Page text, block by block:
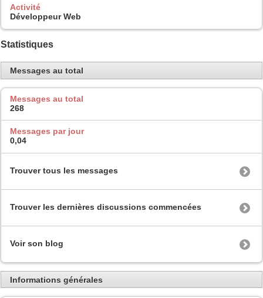
Activité
Développeur Web
Statistiques
Messages au total
Messages au total
268
Messages par jour
0,04
Trouver tous les messages
Trouver les dernières discussions commencées
Voir son blog
Informations générales